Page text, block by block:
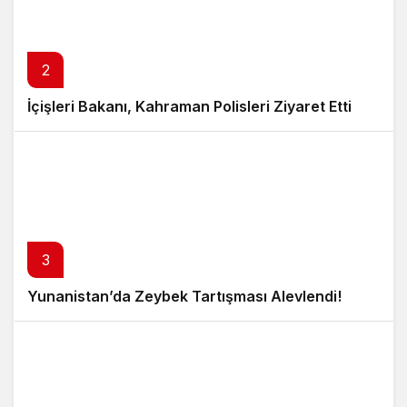
2
İçişleri Bakanı, Kahraman Polisleri Ziyaret Etti
3
Yunanistan’da Zeybek Tartışması Alevlendi!